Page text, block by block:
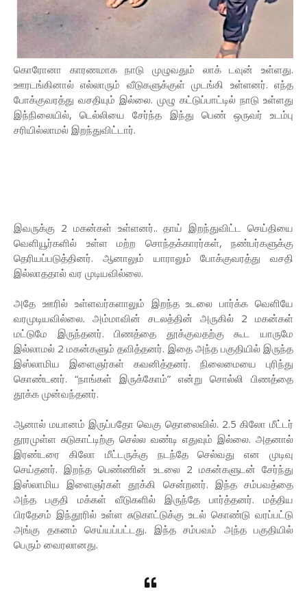
கொரோனா காரணமாக நாடு முழுவதும் லாக் டவுன் உள்ளது.
ஊரடங்கினால் எல்லாரும் வீடுகளுக்குள் முடங்கி உள்ளனர். எந்த
போக்குவரத்து வசதியும் இல்லை. முழு கட்டுப்பாட்டில் நாடு உள்ளது
இந்நிலையில், டெல்லியை சேர்ந்த இந்து பெண் ஒருவர் உடம்பு
சரியில்லாமல் இறந்துவிட்டார்.
இவருக்கு 2 மகன்கள் உள்ளனர்.. தாய் இறந்துவிட்ட செய்தியை
வெளியூர்களில் உள்ள மற்ற சொந்தக்காரர்கள், நண்பர்களுக்கு
தெரியப்படுத்தினர். ஆனாலும் யாராலும் போக்குவரத்து வசதி
இல்லாததால் வர முடியவில்லை.
அதே ஊரில் உள்ளவர்களாலும் இறந்த உடலை பார்க்க வெளியே
வரமுடியவில்லை. அம்மாவின் சடலத்தின் அருகில் 2 மகன்கள்
மட்டுமே இருந்தனர். பிணத்தை தூக்குவதற்கு கூட யாருமே
இல்லாமல் 2 மகன்களும் தவித்தனர். இதை அந்த பகுதியில் இருந்த
இஸ்லாமிய இளைஞர்கள் கவனித்தனர். நிலைமையை புரிந்து
கொண்டனர். “நாங்கள் இருக்கோம்” என்று சொல்லி பிணத்தை
தூக்க முன்வந்தனர்.
ஆனால் மயானம் இருப்பதோ வெகு தொலைவில். 2.5 கிலோ மீட்டர்
தூரமுள்ள சுடுகாட்டிற்கு செல்ல வண்டி எதுவும் இல்லை. அதனால்
இரண்டரை கிலோ மீட்டருக்கு நடந்தே செல்வது என முடிவு
செய்தனர். இறந்த பெண்ணின் உடலை 2 மகன்களுடன் சேர்ந்து
இஸ்லாமிய இளைஞர்கள் தூக்கி சென்றனர். இந்த சம்பவத்தை
அந்த பகுதி மக்கள் வீடுகளில் இருந்தே பார்த்தனர். மத்திய
பிரதேசம் இந்தூரில் உள்ள சுடுகாட்டுக்கு உடல் கொண்டு வரப்பட்டு
அங்கு தகனம் செய்யப்பட்டது. இந்த சம்பவம் அந்த பகுதியில்
பெரும் வைரலானது.